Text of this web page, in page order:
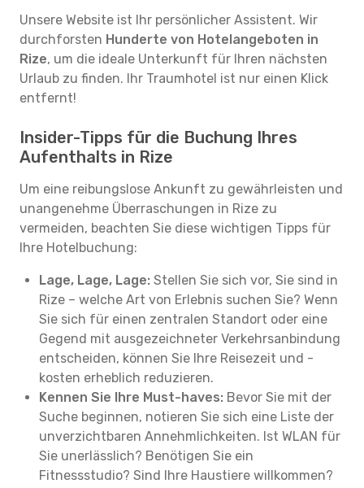
Unsere Website ist Ihr persönlicher Assistent. Wir
durchforsten Hunderte von Hotelangeboten in
Rize, um die ideale Unterkunft für Ihren nächsten
Urlaub zu finden. Ihr Traumhotel ist nur einen Klick
entfernt!
Insider-Tipps für die Buchung Ihres
Aufenthalts in Rize
Um eine reibungslose Ankunft zu gewährleisten und
unangenehme Überraschungen in Rize zu
vermeiden, beachten Sie diese wichtigen Tipps für
Ihre Hotelbuchung:
Lage, Lage, Lage: Stellen Sie sich vor, Sie sind in
Rize – welche Art von Erlebnis suchen Sie? Wenn
Sie sich für einen zentralen Standort oder eine
Gegend mit ausgezeichneter Verkehrsanbindung
entscheiden, können Sie Ihre Reisezeit und -
kosten erheblich reduzieren.
Kennen Sie Ihre Must-haves: Bevor Sie mit der
Suche beginnen, notieren Sie sich eine Liste der
unverzichtbaren Annehmlichkeiten. Ist WLAN für
Sie unerlässlich? Benötigen Sie ein
Fitnessstudio? Sind Ihre Haustiere willkommen?